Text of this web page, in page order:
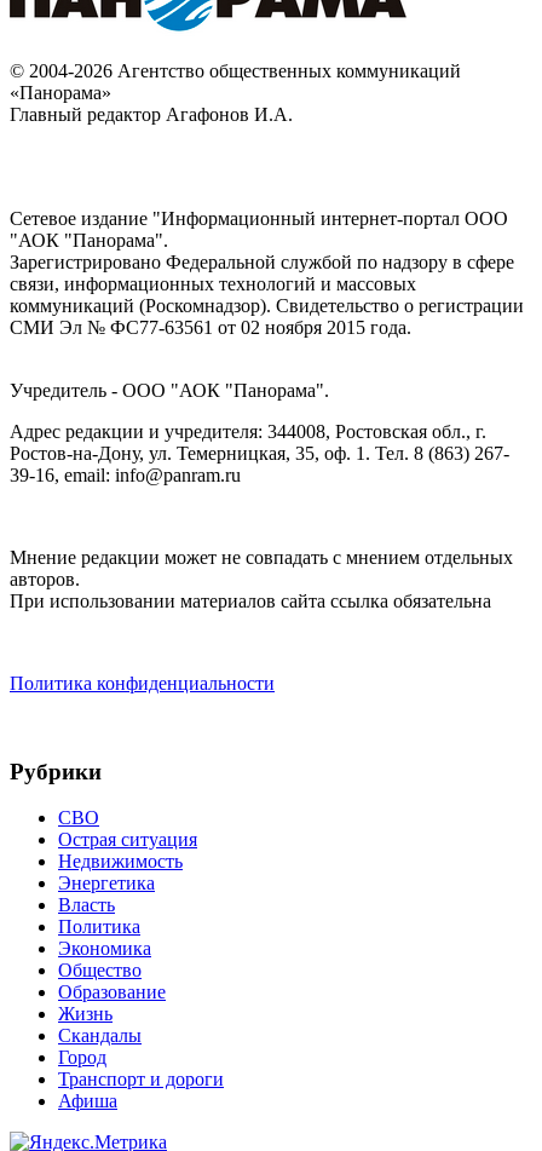
© 2004-2026 Агентство общественных коммуникаций
«Панорама»
Главный редактор Агафонов И.А.
Сетевое издание "Информационный интернет-портал ООО
"АОК "Панорама".
Зарегистрировано Федеральной службой по надзору в сфере
связи, информационных технологий и массовых
коммуникаций (Роскомнадзор). Cвидетельство о регистрации
СМИ Эл № ФС77-63561 от 02 ноября 2015 года.
Учредитель - ООО "АОК "Панорама".
Адрес редакции и учредителя: 344008, Ростовская обл., г.
Ростов-на-Дону, ул. Темерницкая, 35, оф. 1. Тел. 8 (863) 267-
39-16, email: info@panram.ru
Мнение редакции может не совпадать с мнением отдельных
авторов.
При использовании материалов сайта ссылка обязательна
Политика конфиденциальности
Рубрики
СВО
Острая ситуация
Недвижимость
Энергетика
Власть
Политика
Экономика
Общество
Образование
Жизнь
Скандалы
Город
Транспорт и дороги
Афиша